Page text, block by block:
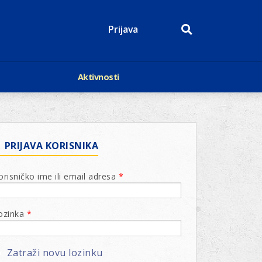
Prijava
Aktivnosti
Događaji
Kalendar
Lions Magazin
PRIJAVA KORISNIKA
ime ili email adresa *
*
Zatraži novu lozinku